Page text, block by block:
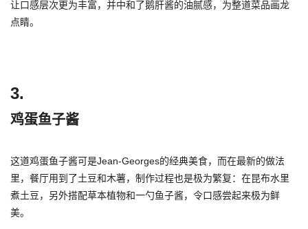
让口感层次更为丰富，并中和了鹅肝酱的油腻感，为整道菜品画龙
点睛。
3.
鸡蛋鱼子酱
这道鸡蛋鱼子酱可是Jean-Georges的经典美食，而在最新的做法
里，餐厅用到了土豆和木薯，制作过程也是极为繁复：在昆布水里
煮土豆，另外搭配草本植物和一勺鱼子酱，令口感尝起来极为鲜
美。